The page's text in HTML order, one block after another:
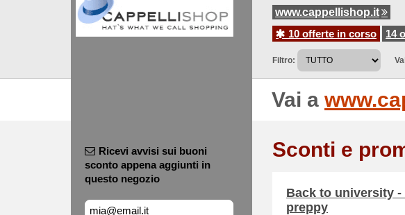
www.cappellishop.it
10 offerte in corso
14
Filtro:
Vai a
Ricevi avvisi sui buoni
sconto appena aggiunti in
questo negozio
Sconti e
Back to university
preppy